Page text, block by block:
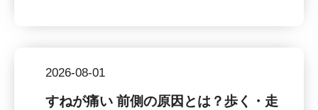
2026-08-01
すねが痛い 前側の原因とは？歩く・走